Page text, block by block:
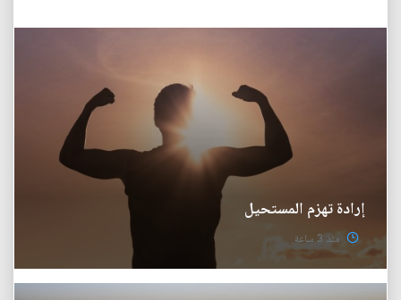
إرادة تهزم المستحيل
منذ 3 ساعة